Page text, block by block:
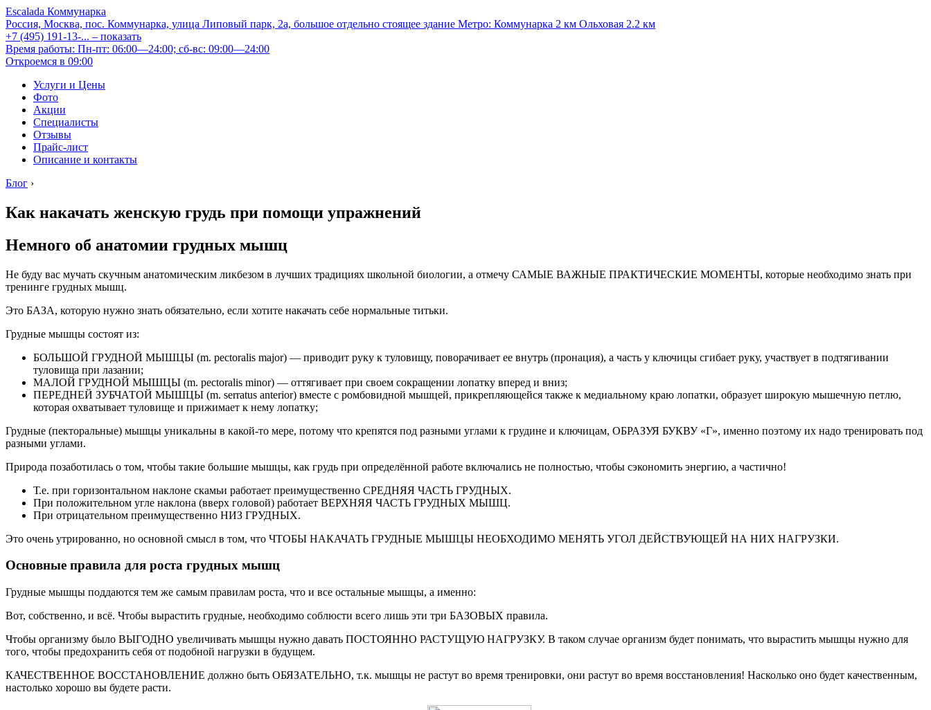
Escalada Коммунарка
Россия, Москва, пос. Коммунарка, улица Липовый парк, 2а, большое отдельно стоящее здание Метро: Коммунарка 2 км Ольховая 2.2 км
+7 (495) 191-13-... – показать
Время работы: Пн-пт: 06:00—24:00; сб-вс: 09:00—24:00
Откроемся в 09:00
Услуги и Цены
Фото
Акции
Специалисты
Отзывы
Прайс-лист
Описание и контакты
Блог ›
Как накачать женскую грудь при помощи упражнений
Немного об анатомии грудных мышц
Не буду вас мучать скучным анатомическим ликбезом в лучших традициях школьной биологии, а отмечу САМЫЕ ВАЖНЫЕ ПРАКТИЧЕСКИЕ МОМЕНТЫ, которые необходимо знать при
тренинге грудных мышц.
Это БАЗА, которую нужно знать обязательно, если хотите накачать себе нормальные титьки.
Грудные мышцы состоят из:
БОЛЬШОЙ ГРУДНОЙ МЫШЦЫ (m. pectoralis major) — приводит руку к туловищу, поворачивает ее внутрь (пронация), а часть у ключицы сгибает руку, участвует в подтягивании
туловища при лазании;
МАЛОЙ ГРУДНОЙ МЫШЦЫ (m. pectoralis minor) — оттягивает при своем сокращении лопатку вперед и вниз;
ПЕРЕДНЕЙ ЗУБЧАТОЙ МЫШЦЫ (m. serratus anterior) вместе с ромбовидной мышцей, прикрепляющейся также к медиальному краю лопатки, образует широкую мышечную петлю,
которая охватывает туловище и прижимает к нему лопатку;
Грудные (пекторальные) мышцы уникальны в какой-то мере, потому что крепятся под разными углами к грудине и ключицам, ОБРАЗУЯ БУКВУ «Г», именно поэтому их надо тренировать под
разными углами.
Природа позаботилась о том, чтобы такие большие мышцы, как грудь при определённой работе включались не полностью, чтобы сэкономить энергию, а частично!
Т.е. при горизонтальном наклоне скамьи работает преимущественно СРЕДНЯЯ ЧАСТЬ ГРУДНЫХ.
При положительном угле наклона (вверх головой) работает ВЕРХНЯЯ ЧАСТЬ ГРУДНЫХ МЫШЦ.
При отрицательном преимущественно НИЗ ГРУДНЫХ.
Это очень утрированно, но основной смысл в том, что ЧТОБЫ НАКАЧАТЬ ГРУДНЫЕ МЫШЦЫ НЕОБХОДИМО МЕНЯТЬ УГОЛ ДЕЙСТВУЮЩЕЙ НА НИХ НАГРУЗКИ.
Основные правила для роста грудных мышц
Грудные мышцы поддаются тем же самым правилам роста, что и все остальные мышцы, а именно:
Вот, собственно, и всё. Чтобы вырастить грудные, необходимо соблюсти всего лишь эти три БАЗОВЫХ правила.
Чтобы организму было ВЫГОДНО увеличивать мышцы нужно давать ПОСТОЯННО РАСТУЩУЮ НАГРУЗКУ. В таком случае организм будет понимать, что вырастить мышцы нужно для
того, чтобы предохранить себя от подобной нагрузки в будущем.
КАЧЕСТВЕННОЕ ВОССТАНОВЛЕНИЕ должно быть ОБЯЗАТЕЛЬНО, т.к. мышцы не растут во время тренировки, они растут во время восстановления! Насколько оно будет качественным,
настолько хорошо вы будете расти.